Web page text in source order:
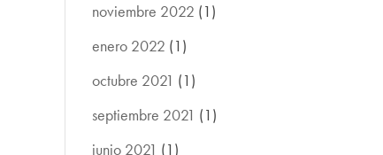
noviembre 2022 (1)
enero 2022 (1)
octubre 2021 (1)
septiembre 2021 (1)
junio 2021 (1)